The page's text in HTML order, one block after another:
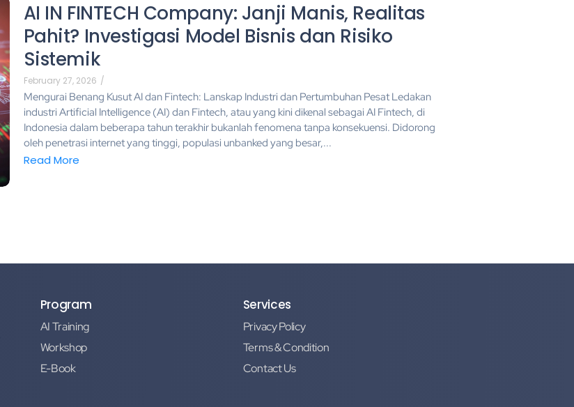
AI IN FINTECH Company: Janji Manis, Realitas
Pahit? Investigasi Model Bisnis dan Risiko
Sistemik
February 27, 2026 /
Mengurai Benang Kusut AI dan Fintech: Lanskap Industri dan Pertumbuhan Pesat Ledakan
industri Artificial Intelligence (AI) dan Fintech, atau yang kini dikenal sebagai AI Fintech, di
Indonesia dalam beberapa tahun terakhir bukanlah fenomena tanpa konsekuensi. Didorong
oleh penetrasi internet yang tinggi, populasi unbanked yang besar,...
Read More
Program
AI Training
Workshop
E-Book
Services
Privacy Policy
Terms & Condition
Contact Us